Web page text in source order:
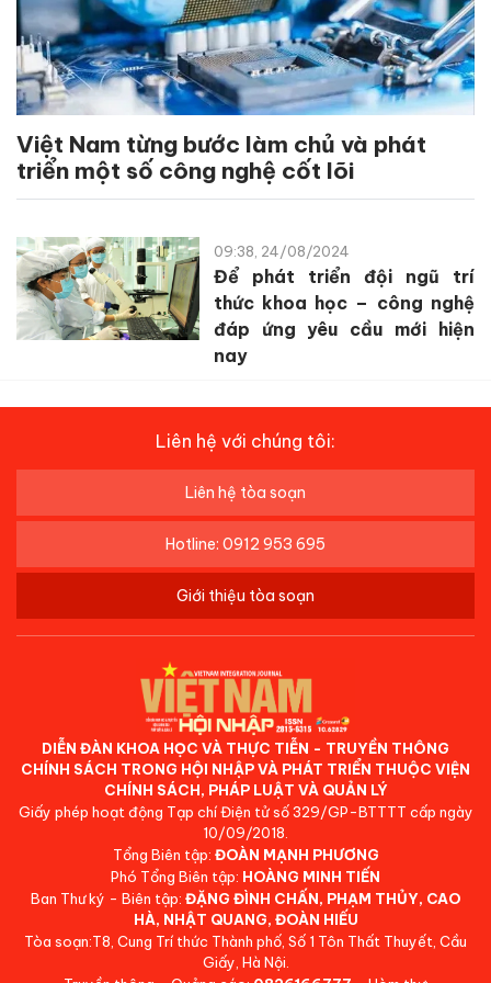
Việt Nam từng bước làm chủ và phát
triển một số công nghệ cốt lõi
09:38, 24/08/2024
Để phát triển đội ngũ trí
thức khoa học – công nghệ
đáp ứng yêu cầu mới hiện
nay
Liên hệ với chúng tôi:
Liên hệ tòa soạn
Hotline: 0912 953 695
Giới thiệu tòa soạn
DIỄN ĐÀN KHOA HỌC VÀ THỰC TIỄN - TRUYỀN THÔNG
CHÍNH SÁCH TRONG HỘI NHẬP VÀ PHÁT TRIỂN THUỘC VIỆN
CHÍNH SÁCH, PHÁP LUẬT VÀ QUẢN LÝ
Giấy phép hoạt động Tạp chí Điện tử số 329/GP-BTTTT cấp ngày
10/09/2018.
Tổng Biên tập: ĐOÀN MẠNH PHƯƠNG
Phó Tổng Biên tập: HOÀNG MINH TIẾN
Ban Thư ký - Biên tập: ĐẶNG ĐÌNH CHẤN, PHẠM THỦY, CAO
HÀ, NHẬT QUANG, ĐOÀN HIẾU
Tòa soạn:T8, Cung Trí thức Thành phố, Số 1 Tôn Thất Thuyết, Cầu
Giấy, Hà Nội.